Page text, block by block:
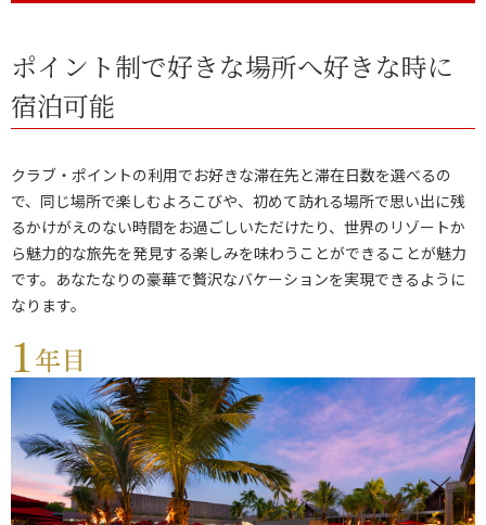
ポイント制で好きな場所へ好きな時に
宿泊可能
クラブ・ポイントの利用でお好きな滞在先と滞在日数を選べるの
で、同じ場所で楽しむよろこびや、初めて訪れる場所で思い出に残
るかけがえのない時間をお過ごしいただけたり、世界のリゾートか
ら魅力的な旅先を発見する楽しみを味わうことができることが魅力
です。あなたなりの豪華で贅沢なバケーションを実現できるように
なります。